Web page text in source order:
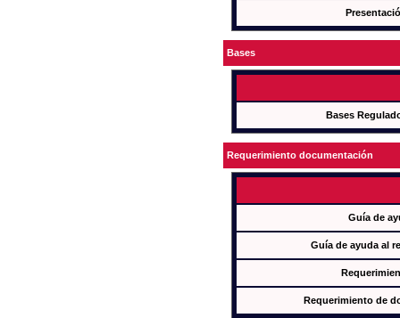
Bases
Bases
Requerimiento documentación
Guía de
Guía de ayuda al
Requerimiento de